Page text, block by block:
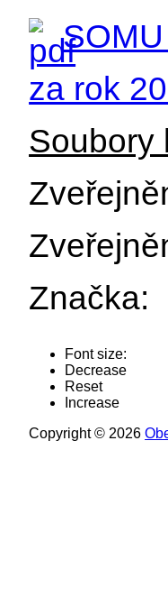
za rok
Soubory
Značka:
Font size:
Decrease
Reset
Increase
Copyright © 2026